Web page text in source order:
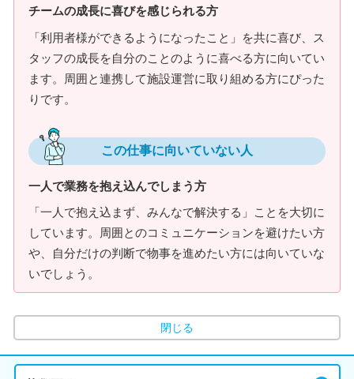
チームの成長に喜びを感じられる方
「利用者様ができるようになったこと」を共に喜び、ス
タッフの成長を自分のことのように喜べる方に向いてい
ます。周囲と連携して施設運営に取り組める方にぴった
りです。
この仕事に向いていない人
一人で業務を抱え込んでしまう方
「一人で抱え込まず、みんなで解決する」ことを大切に
しています。周囲とのコミュニケーションを避けたい方
や、自分だけの判断で物事を進めたい方には向いていな
いでしょう。
閉じる